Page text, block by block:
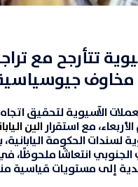
تتأرجح مع
مخاوف
الآسيوية لتحقيق
مع استقرارالين
لسنداتالحكومة اليابانية،
انتعاشًا ملحوظًا،
إلى مستويات قياسية